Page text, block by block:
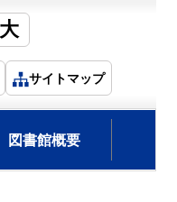
サイトマップ
図書館概要